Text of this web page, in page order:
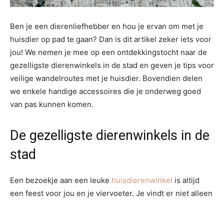
Ben je een dierenliefhebber en hou je ervan om met je
huisdier op pad te gaan? Dan is dit artikel zeker iets voor
jou! We nemen je mee op een ontdekkingstocht naar de
gezelligste dierenwinkels in de stad en geven je tips voor
veilige wandelroutes met je huisdier. Bovendien delen
we enkele handige accessoires die je onderweg goed
van pas kunnen komen.
De gezelligste dierenwinkels in de
stad
Een bezoekje aan een leuke huisdierenwinkel is altijd
een feest voor jou en je viervoeter. Je vindt er niet alleen